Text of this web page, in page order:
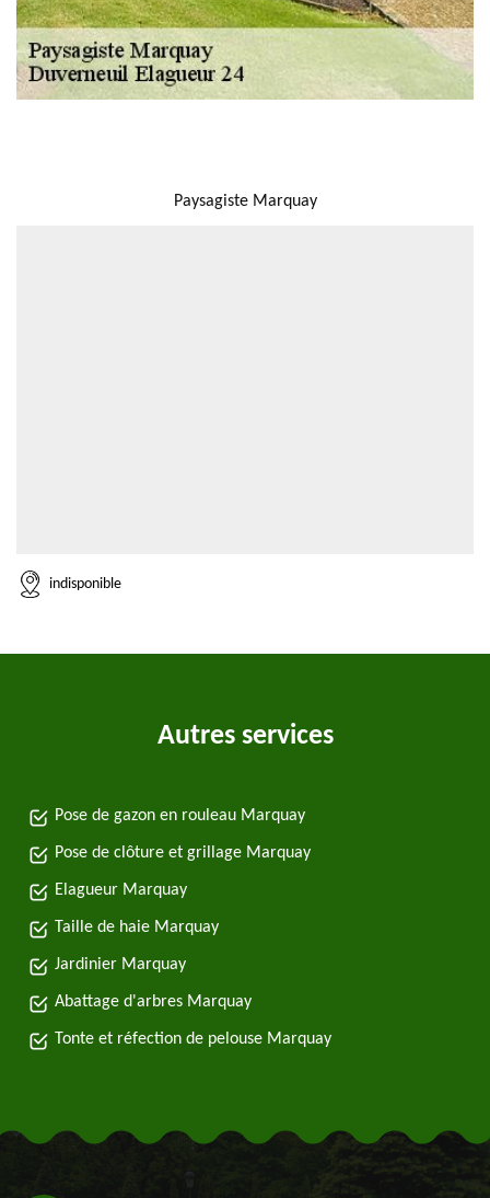
Paysagiste Marquay
indisponible
Autres services
Pose de gazon en rouleau Marquay
Pose de clôture et grillage Marquay
Elagueur Marquay
Taille de haie Marquay
Jardinier Marquay
Abattage d'arbres Marquay
Tonte et réfection de pelouse Marquay